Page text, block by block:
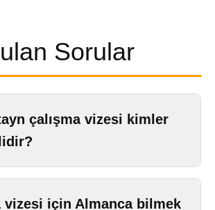
Sorular
çalışma vizesi kimler
vizesi için Almanca bilmek